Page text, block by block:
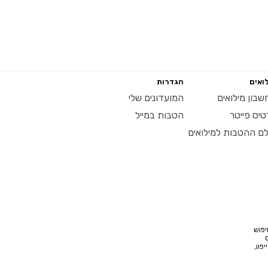
מילואים
פייטר
ההטבות למילואים
הגדרות
המועדונים שלי
הטבות במייל